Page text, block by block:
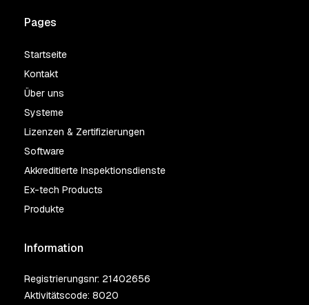
Pages
Startseite
Kontakt
Über uns
Systeme
Lizenzen & Zertifizierungen
Software
Akkreditierte Inspektionsdienste
Ex-tech Products
Produkte
Information
Registrierungsnr: 21402656
Aktivitätscode: 8020